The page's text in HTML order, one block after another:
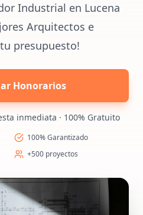
Industrial en Lucena
Arquitectos e
presupuesto!
Honorarios
inmediata · 100% Gratuito
100% Garantizado
+500 proyectos